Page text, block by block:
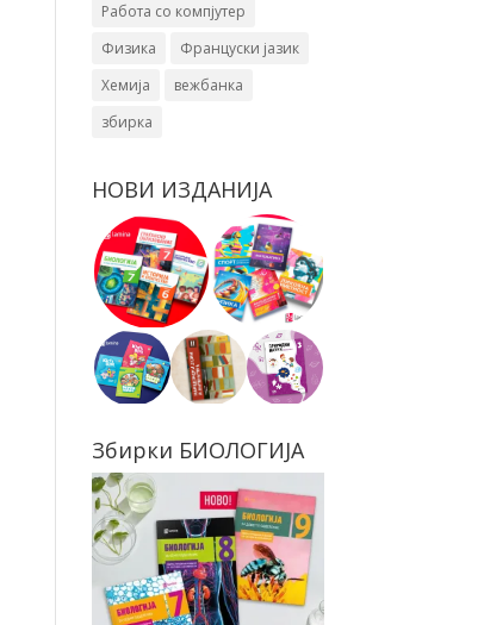
Работа со компјутер
Физика
Француски јазик
Хемија
вежбанка
збирка
НОВИ ИЗДАНИЈА
Збирки БИОЛОГИЈА